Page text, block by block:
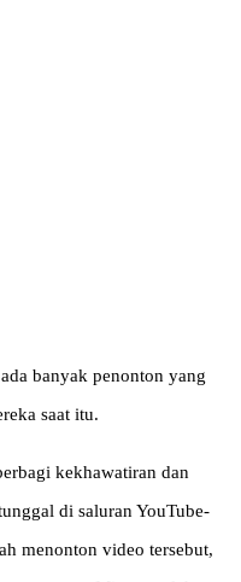
banyak penonton yang
saat itu.
kekhawatiran dan
di saluran YouTube-
menonton video tersebut,